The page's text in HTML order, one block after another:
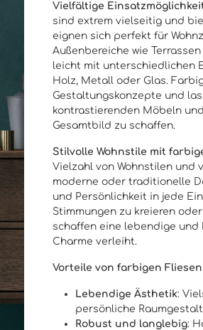
Vielfältige
sind extrem vielseitig und
eignen sich perfekt für
Außenbereiche wie
leicht mit unterschiedlichen
Holz, Metall oder Glas.
Gestaltungskonzepte und
kontrastierenden Möbeln
Gesamtbild zu schaffen.
Stilvolle Wohnstile mit
Vielzahl von Wohnstilen und
moderne oder traditionelle
und Persönlichkeit in jede
Stimmungen zu kreieren
schaffen eine lebendige und
Charme verleiht.
Vorteile von farbigen
Lebendige Ästhetik:
persönliche
Robust und langlebig: